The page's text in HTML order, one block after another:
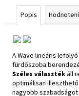
Popis
A Wave lineáris
fürdőszoba
Széles választék áll
optimálisan
nagyobb